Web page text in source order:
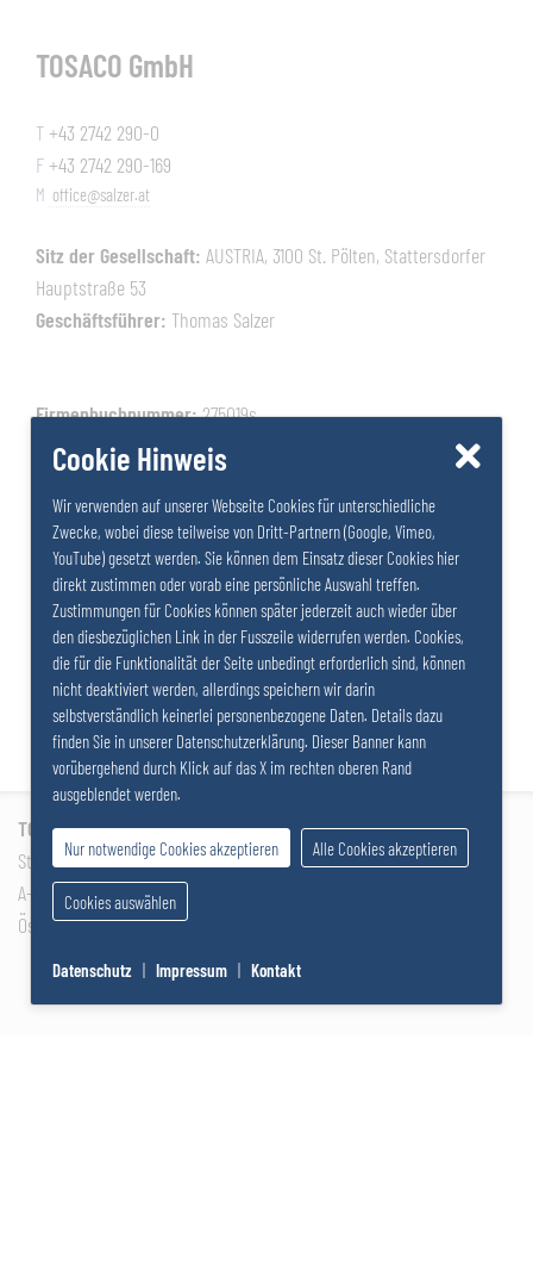
TOSACO GmbH
T +43 2742 290-0
F +43 2742 290-169
M office@salzer.at
Sitz der Gesellschaft: AUSTRIA, 3100 St. Pölten, Stattersdorfer
Hauptstraße 53
Geschäftsführer: Thomas Salzer
Firmenbuchnummer:275019s
Firmenbuchgericht:
Landesgericht St. Pölten
UID:ATU62463756
Behörde gem. ECG:Magistrat der Stadt St. Pölten
Zuständige Kammer:Wirtschaftskammer Niederösterreich
TOSACO GmbH / SALZERGRUPPE
Stattersdorfer Hauptstraße 53
A-3100 St. Pölten
Österreich
Cookie Hinweis
Wir verwenden auf unserer Webseite Cookies für unterschiedliche
Zwecke, wobei diese teilweise von Dritt-Partnern (Google, Vimeo,
YouTube) gesetzt werden. Sie können dem Einsatz dieser Cookies hier
direkt zustimmen oder vorab eine persönliche Auswahl treffen.
Zustimmungen für Cookies können später jederzeit auch wieder über
den diesbezüglichen Link in der Fusszeile widerrufen werden. Cookies,
die für die Funktionalität der Seite unbedingt erforderlich sind, können
nicht deaktiviert werden, allerdings speichern wir darin
selbstverständlich keinerlei personenbezogene Daten. Details dazu
finden Sie in unserer Datenschutzerklärung. Dieser Banner kann
vorübergehend durch Klick auf das X im rechten oberen Rand
ausgeblendet werden.
Nur notwendige Cookies akzeptieren Alle Cookies akzeptieren
Cookies auswählen
Datenschutz | Impressum | Kontakt